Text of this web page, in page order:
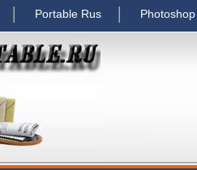
Portable Rus Photoshop